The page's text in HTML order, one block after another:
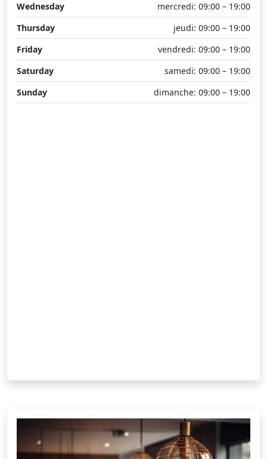
Wednesday
mercredi: 09:00 – 19:00
Thursday
jeudi: 09:00 – 19:00
Friday
vendredi: 09:00 – 19:00
Saturday
samedi: 09:00 – 19:00
Sunday
dimanche: 09:00 – 19:00